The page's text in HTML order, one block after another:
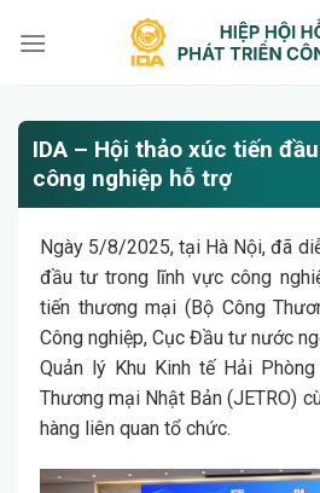
qua
IDA – Hội thảo xúc tiến
công nghiệp hỗ trợ
Ngày 5/8/2025, tại Hà Nội, đã
đầu tư trong lĩnh vực công
tiến thương mại (Bộ Công
Công nghiệp, Cục Đầu tư nước
Quản lý Khu Kinh tế Hải
Thương mại Nhật Bản (JETRO)
hàng liên quan tổ chức.